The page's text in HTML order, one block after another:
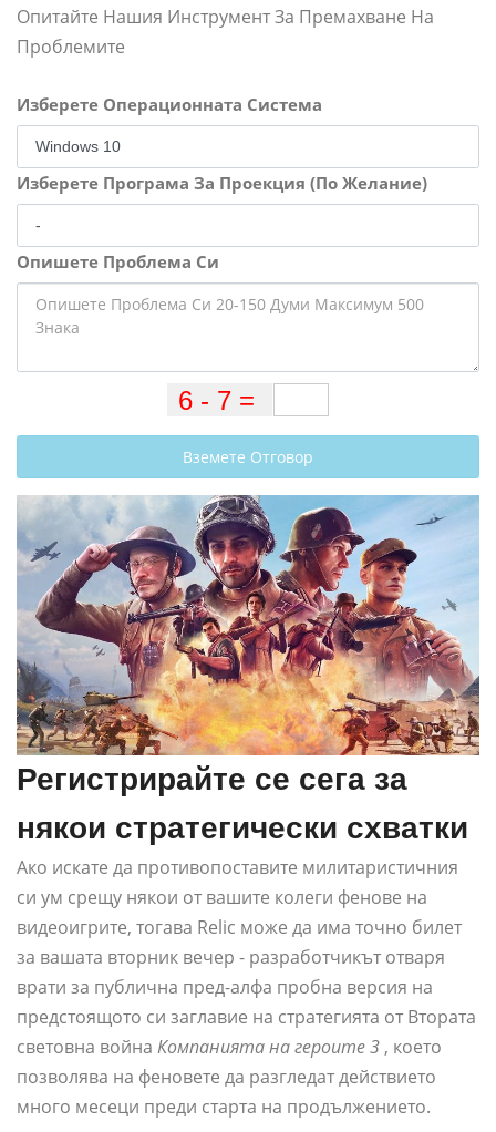
Опитайте Нашия Инструмент За Премахване На
Проблемите
Изберете Операционната Система
Изберете Програма За Проекция (По Желание)
Опишете Проблема Си
Вземете Отговор
Регистрирайте се сега за
някои стратегически схватки
Ако искате да противопоставите милитаристичния
си ум срещу някои от вашите колеги фенове на
видеоигрите, тогава Relic може да има точно билет
за вашата вторник вечер - разработчикът отваря
врати за публична пред-алфа пробна версия на
предстоящото си заглавие на стратегията от Втората
световна война Компанията на героите 3 , което
позволява на феновете да разгледат действието
много месеци преди старта на продължението.